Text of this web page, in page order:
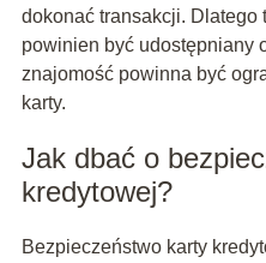
dokonać transakcji. Dlatego
powinien być udostępniany
znajomość powinna być
karty.
Jak dbać o
kredytowej?
Bezpieczeństwo karty